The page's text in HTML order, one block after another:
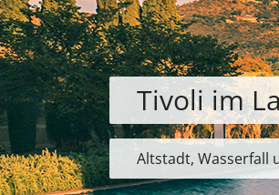
Tivoli im
Altstadt, Wasserfall